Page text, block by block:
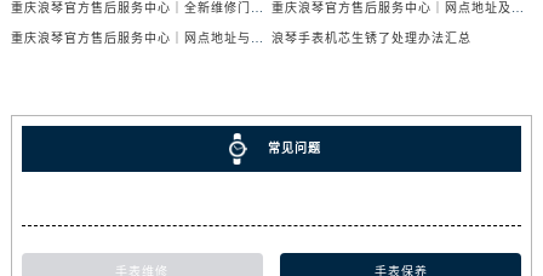
浪琴手表机芯生锈了处理办法汇总
常见问题
手表维修 手表保养